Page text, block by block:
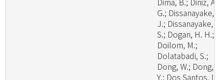
G.; Dissanayake,
J.; Dissanayake,
S.; Dogan, H. H.;
Doilom, M.;
Dolatabadi, S.;
Dong, W.; Dong,
Y.; Dos Santos, L.